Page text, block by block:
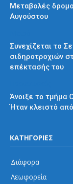
Μεταβολές
Αυγούστου
Συνεχίζεται το
σιδηροτροχιών
επέκτασής του
Άνοιξε το τμήμα
Ήταν κλειστό
ΚΑΤΗΓΟΡΙΕΣ
Διάφορα
Λεωφορεία